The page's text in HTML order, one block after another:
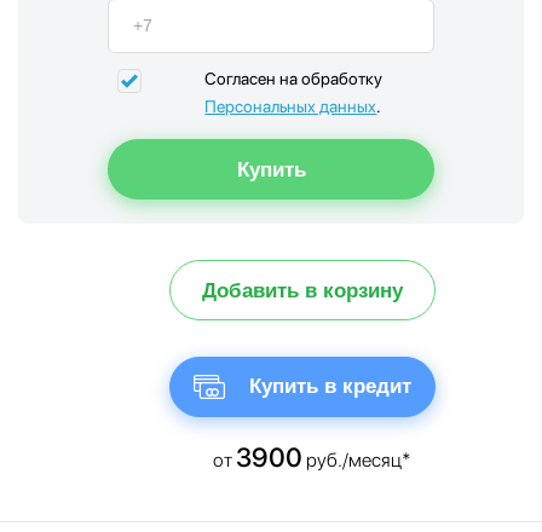
Согласен на обработку
Персональных данных.
Добавить в корзину
Купить в кредит
от 3900 руб./месяц*